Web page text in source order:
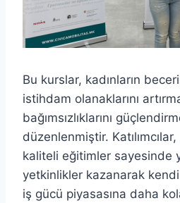
Bu kurslar, kadınların
istihdam olanaklarını
bağımsızlıklarını
düzenlenmiştir.
kaliteli eğitimler sayesinde
yetkinlikler kazanarak
iş gücü piyasasına daha